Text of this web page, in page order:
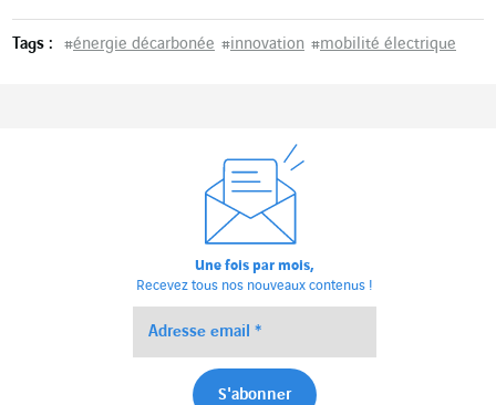
Tags : #énergie décarbonée #innovation #mobilité électrique
Une fois par mois,
Recevez tous nos nouveaux contenus !